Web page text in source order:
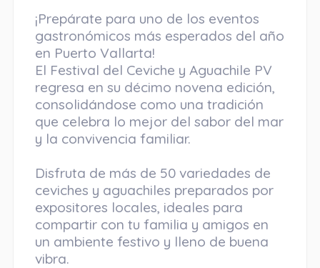
¡Prepárate para uno de los eventos
gastronómicos más esperados del año
en Puerto Vallarta!
El Festival del Ceviche y Aguachile PV
regresa en su décimo novena edición,
consolidándose como una tradición
que celebra lo mejor del sabor del mar
y la convivencia familiar.
Disfruta de más de 50 variedades de
ceviches y aguachiles preparados por
expositores locales, ideales para
compartir con tu familia y amigos en
un ambiente festivo y lleno de buena
vibra.